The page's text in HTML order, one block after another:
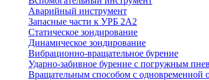
Аварийный инструмент
Запасные части к УРБ 2А2
Статическое зондирование
Динамическое зондирование
Вибрационно-вращательное бурение
Ударно-забивное бурение с погружным
Вращательным способом с одновременной